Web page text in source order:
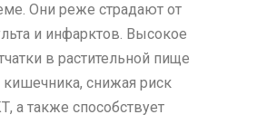
Они реже страдают от
и инфарктов. Высокое
в растительной пище
кишечника, снижая риск
а также способствует